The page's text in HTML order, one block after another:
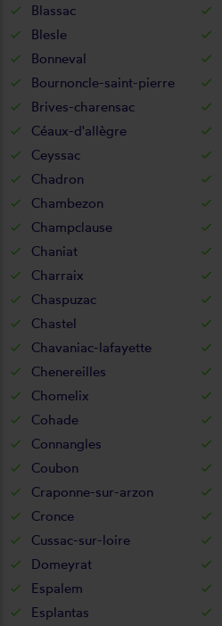
Blassac
Blesle
Bonneval
Bournoncle-saint-pierre
Brives-charensac
Céaux-d'allègre
Ceyssac
Chadron
Chambezon
Champclause
Chaniat
Charraix
Chaspuzac
Chastel
Chavaniac-lafayette
Chenereilles
Chomelix
Cohade
Connangles
Coubon
Craponne-sur-arzon
Cronce
Cussac-sur-loire
Domeyrat
Espalem
Esplantas